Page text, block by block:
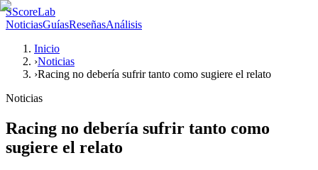
SScoreLab
NoticiasGuíasReseñasAnálisis
Inicio
›Noticias
›Racing no debería sufrir tanto como sugiere el relato
Noticias
Racing no debería sufrir tanto como
sugiere el relato